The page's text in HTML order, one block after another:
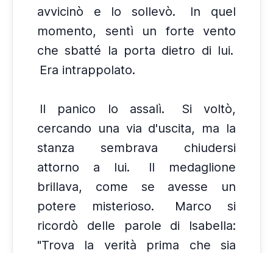
avvicinò e lo sollevò.
In quel
momento, sentì un forte vento
che sbatté la porta dietro di lui.
Era intrappolato.
Il panico lo assalì.
Si voltò,
cercando una via d'uscita, ma la
stanza sembrava chiudersi
attorno a lui.
Il medaglione
brillava, come se avesse un
potere misterioso.
Marco si
ricordò delle parole di Isabella:
"Trova la verità prima che sia